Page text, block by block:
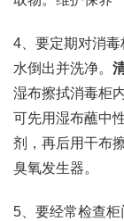
4、要定期对消
水倒出并洗净。
湿布擦拭消毒柜
可先用湿布蘸中
剂，再后用干布
臭氧发生器。
5、要经常检查